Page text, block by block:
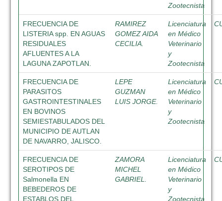
Zootecnista
FRECUENCIA DE
LISTERIA spp. EN AGUAS
RESIDUALES
AFLUENTES A LA
LAGUNA ZAPOTLAN.
RAMIREZ
GOMEZ AIDA
CECILIA.
Licenciatura
en Médico
Veterinario
y
Zootecnista
FRECUENCIA DE
PARASITOS
GASTROINTESTINALES
EN BOVINOS
SEMIESTABULADOS DEL
MUNICIPIO DE AUTLAN
DE NAVARRO, JALISCO.
LEPE
GUZMAN
LUIS JORGE.
Licenciatura
en Médico
Veterinario
y
Zootecnista
FRECUENCIA DE
SEROTIPOS DE
Salmonella EN
BEBEDEROS DE
ESTABLOS DEL
ZAMORA
MICHEL
GABRIEL.
Licenciatura
en Médico
Veterinario
y
Zootecnista